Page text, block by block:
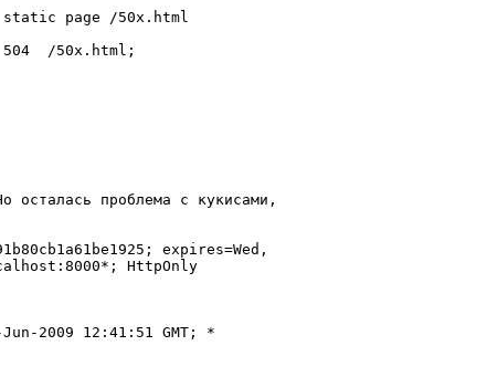
page /50x.html
/50x.html;
осталась проблема с кукисами,
expires=Wed,
HttpOnly
2009 12:41:51 GMT; *